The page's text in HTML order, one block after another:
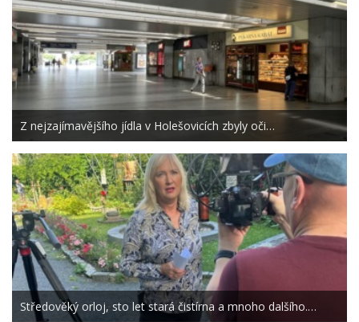
Z nejzajímavějšího jídla v Holešovicích zbyly oči…
Středověký orloj, sto let stará čistírna a mnoho dalšího.…